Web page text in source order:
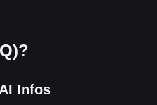
Infos